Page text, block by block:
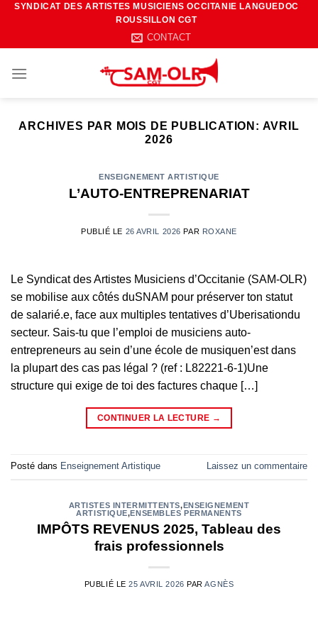
Passer
SYNDICAT DES ARTISTES MUSICIENS OCCITANIE LANGUEDOC
ROUSSILLON CGT
CONTACT
ARCHIVES PAR MOIS DE PUBLICATION: AVRIL
2026
ENSEIGNEMENT ARTISTIQUE
L’AUTO-ENTREPRENARIAT
PUBLIÉ LE 26 AVRIL 2026 PAR ROXANE
Le Syndicat des Artistes Musiciens d’Occitanie (SAM-OLR)
se mobilise aux côtés duSNAM pour préserver ton statut
de salarié.e, face aux multiples tentatives d’Uberisationdu
secteur. Sais-tu que l’emploi de musiciens auto-
entrepreneurs au sein d’une école de musiquen’est dans
la plupart des cas pas légal ? (ref : L82221-6-1)Une
structure qui exige de toi des factures chaque […]
CONTINUER LA LECTURE →
Posté dans Enseignement Artistique Laissez un commentaire
ARTISTES INTERMITTENTS,ENSEIGNEMENT
ARTISTIQUE,ENSEMBLES PERMANENTS
IMPÔTS REVENUS 2025, Tableau des
frais professionnels
PUBLIÉ LE25 AVRIL 2026 PARAGNÈS